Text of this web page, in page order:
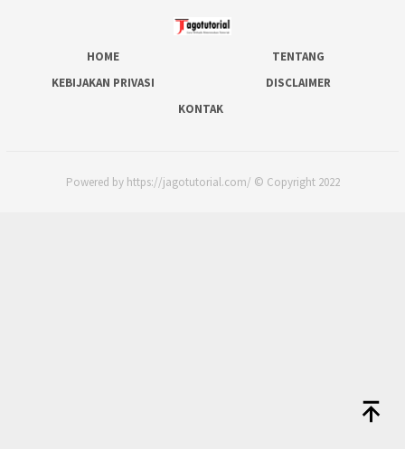
HOME
TENTANG
KEBIJAKAN PRIVASI
DISCLAIMER
KONTAK
Powered by https://jagotutorial.com/ © Copyright 2022